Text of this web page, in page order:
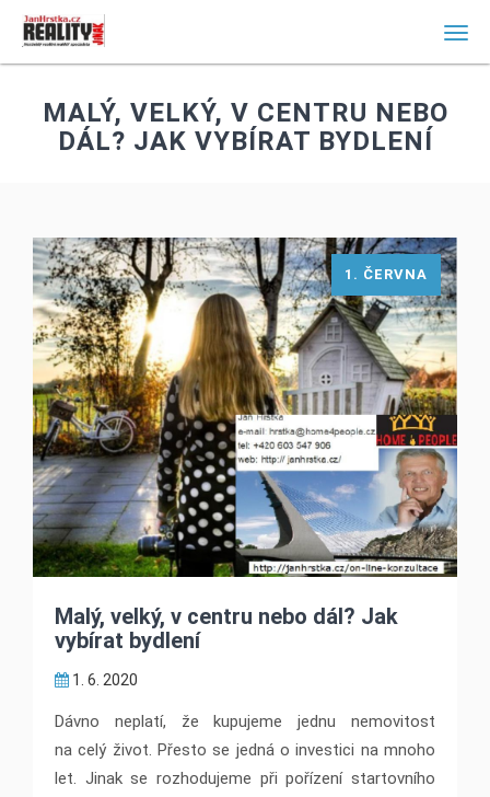
MALÝ, VELKÝ, V CENTRU NEBO
DÁL? JAK VYBÍRAT BYDLENÍ
Malý, velký, v centru nebo dál? Jak
vybírat bydlení
1. 6. 2020
1. ČERVNA
Dávno neplatí, že kupujeme jednu nemovitost
na celý život. Přesto se jedná o investici na mnoho
let. Jinak se rozhodujeme při pořízení startovního